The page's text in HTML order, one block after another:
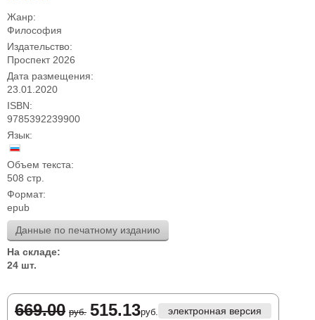
Жанр:
Философия
Издательство:
Проспект 2026
Дата размещения:
23.01.2020
ISBN:
9785392239900
Язык:
Объем текста:
508 стр.
Формат:
epub
Данные по печатному изданию
На складе:
24 шт.
669.00 руб. 515.13руб. электронная версия